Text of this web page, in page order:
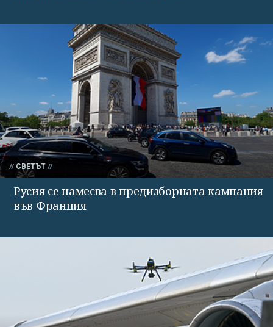
СВЕТЪТ
Русия се намесва в предизборната кампания
във Франция